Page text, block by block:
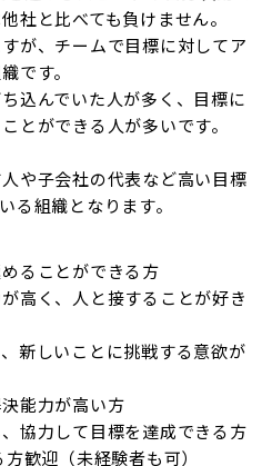
社と比べても負けません。
が、チームで目標に対してア
です。
込んでいた人が多く、目標に
とができる人が多いです。
や子会社の代表など高い目標
ることができる方
高く、人と接することが好き
新しいことに挑戦する意欲が
能力が高い方
協力して目標を達成できる方
歓迎（未経験者も可）